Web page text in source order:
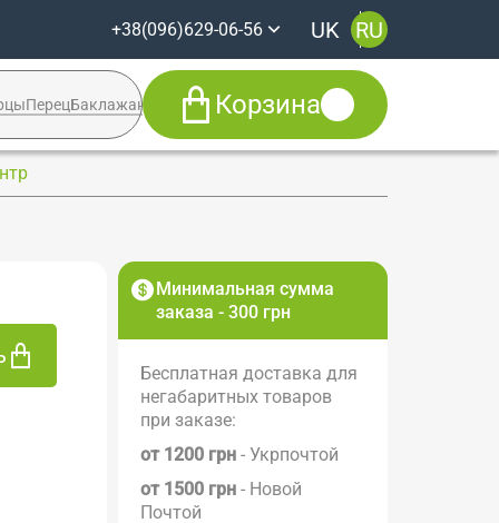
+38(096)629-06-56
+38(096)629-06-56
UK RU
ПерецБаклажан Кабачок Syngenta
Корзина
Минимальная сумма
заказа - 300 грн
Бесплатная доставка для
негабаритных товаров
при заказе:
от 1200 грн - Укрпочтой
от 1500 грн - Новой
Почтой